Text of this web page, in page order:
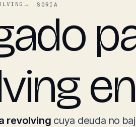
SORIA
revolving cuya deuda no